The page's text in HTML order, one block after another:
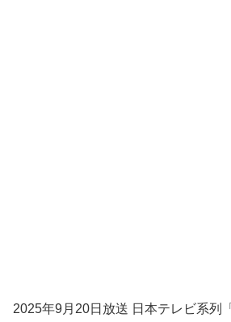
2025年9月20日放送 日本テレビ系列「